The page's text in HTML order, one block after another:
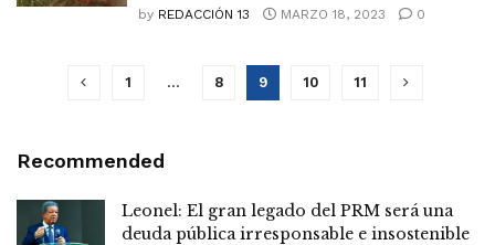
by REDACCIÓN 13 MARZO 18, 2023 0
1 … 8 9 10 11
Recommended
Leonel: El gran legado del PRM será una
deuda pública irresponsable e insostenible